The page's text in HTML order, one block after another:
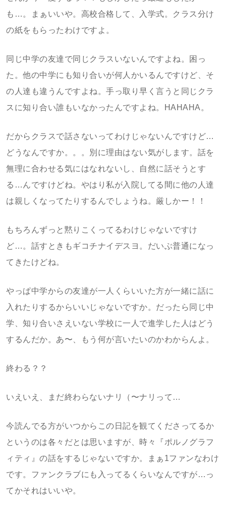
も…。まぁいいや。高校合格して、入学式。クラス分け
の紙をもらったわけですよ。
同じ中学の友達で同じクラスいないんですよね。困っ
た。他の中学にも知り合いが何人かいるんですけど、そ
の人達も違うんですよね。手っ取り早く言うと同じクラ
スに知り合い誰もいなかったんですよね。HAHAHA。
だからクラスで話さないってわけじゃないんですけど…
どうなんですか。。。別に理由はない気がします。話を
無理に合わせる気にはなれないし、自然に話そうとす
る…んですけどね。やはり私が入院してる間に他の人達
は親しくなってたりするんでしょうね。厳しかー！！
もちろんずっと黙りこくってるわけじゃないですけ
ど…。話すときもギコチナイデスヨ。だいぶ普通になっ
てきたけどね。
やっぱ中学からの友達が一人くらいいた方が一緒に話に
入れたりするからいいじゃないですか。だったら同じ中
学、知り合いさえいない学校に一人で進学した人はどう
するんだか。あ〜、もう何が言いたいのかわからんよ。
終わる？？
いえいえ、まだ終わらないナリ（〜ナリって…
今読んでる方がいつからこの日記を観てくださってるか
というのは各々だとは思いますが、時々『ポルノグラフ
ィティ』の話をするじゃないですか。まぁ1ファンなわけ
です。ファンクラブにも入ってるくらいなんですが…っ
てかそれはいいや。